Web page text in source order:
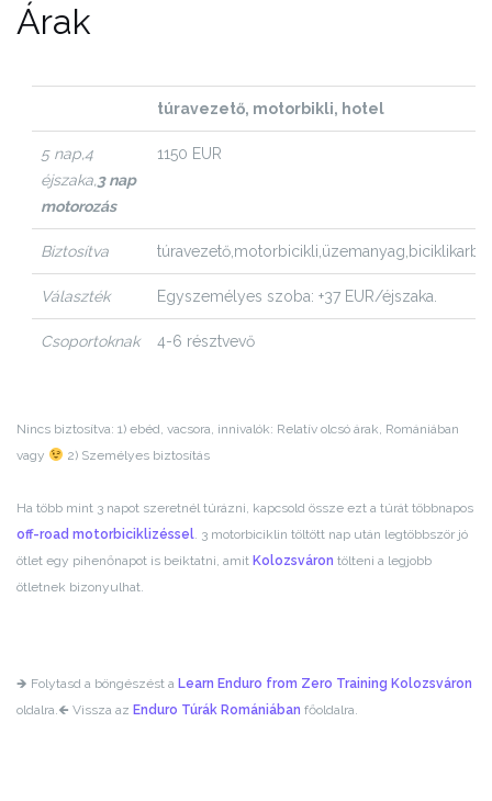
Árak
túravezető, motorbikli, hotel
5 nap,4
éjszaka,3 nap
motorozás
1150 EUR
Biztosítva túravezető, motorbicikli, üzemanyag,
Választék Egyszemélyes szoba: +37 EUR/éjszaka.
Csoportoknak 4-6 résztvevő
Nincs biztosítva: 1) ebéd, vacsora, innivalók: Relatív olcsó árak, Romániában
vagy
2) Személyes biztosítás
Ha több mint 3 napot szeretnél túrázni, kapcsold össze ezt a túrát többnapos
off-road motorbiciklizéssel. 3 motorbiciklin töltött nap után legtöbbször jó
ötlet egy pihenőnapot is beiktatni, amit Kolozsváron tölteni a legjobb
ötletnek bizonyulhat.
🡺 Folytasd a böngészést a Learn Enduro from Zero Training Kolozsváron
oldalra.🡸 Vissza az Enduro Túrák Romániában főoldalra.